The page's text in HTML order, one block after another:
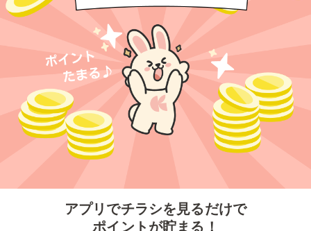
アプリでチラシを見るだけで
ポイントが貯まる！